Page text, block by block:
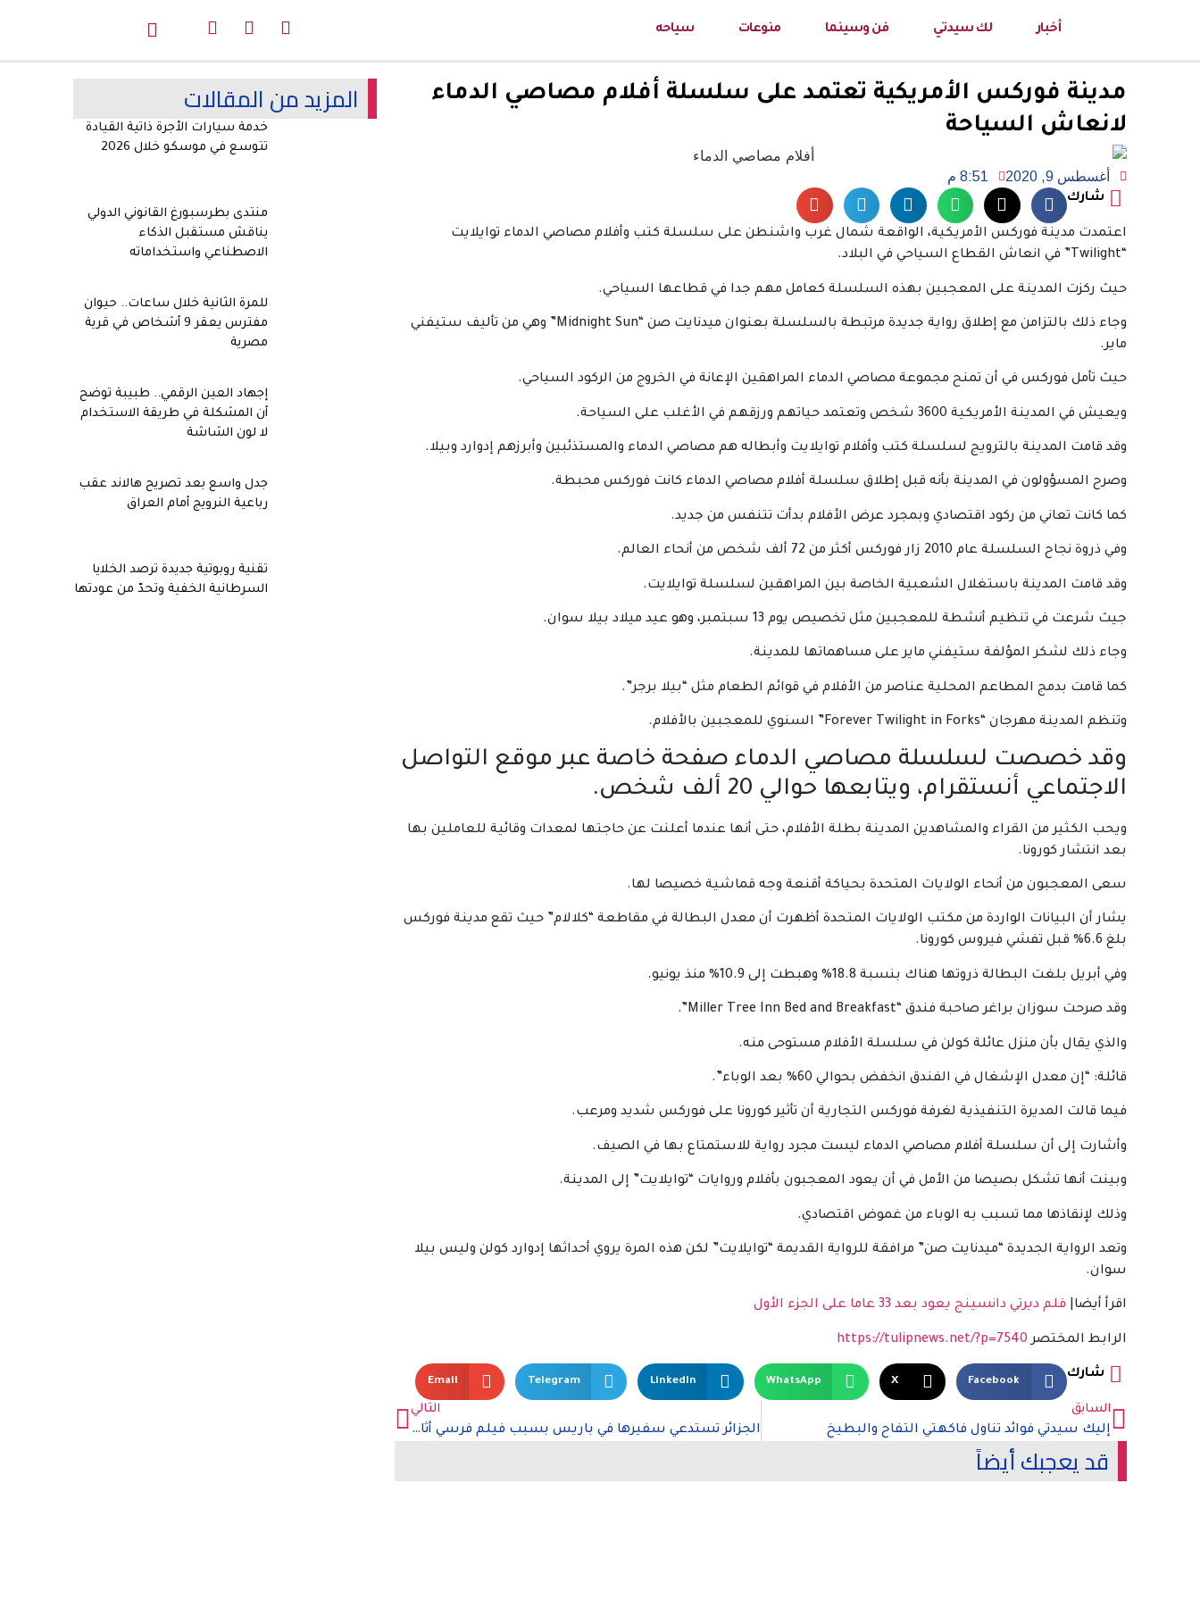
أخبار لك سيدتي فن وسينما منوعات سياحه
مدينة فوركس الأمريكية تعتمد على سلسلة أفلام مصاصي الدماء
لانعاش السياحة
أغسطس 9, 2020 8:51 م
شارك
اعتمدت مدينة فوركس الأمريكية، الواقعة شمال غرب واشنطن على سلسلة كتب وأفلام مصاصي الدماء توايلايت
“Twilight” في انعاش القطاع السياحي في البلاد.
حيث ركزت المدينة على المعجبين بهذه السلسلة كعامل مهم جدا في قطاعها السياحي.
وجاء ذلك بالتزامن مع إطلاق رواية جديدة مرتبطة بالسلسلة بعنوان ميدنايت صن “Midnight Sun” وهي من تأليف ستيفني
ماير.
حيث تأمل فوركس في أن تمنح مجموعة مصاصي الدماء المراهقين الإعانة في الخروج من الركود السياحي.
ويعيش في المدينة الأمريكية 3600 شخص وتعتمد حياتهم ورزقهم في الأغلب على السياحة.
وقد قامت المدينة بالترويج لسلسلة كتب وأفلام توايلايت وأبطاله هم مصاصي الدماء والمستذئبين وأبرزهم إدوارد وبيلا.
وصرح المسؤولون في المدينة بأنه قبل إطلاق سلسلة أفلام مصاصي الدماء كانت فوركس محبطة.
كما كانت تعاني من ركود اقتصادي وبمجرد عرض الأفلام بدأت تتنفس من جديد.
وفي ذروة نجاح السلسلة عام 2010 زار فوركس أكثر من 72 ألف شخص من أنحاء العالم.
وقد قامت المدينة باستغلال الشعبية الخاصة بين المراهقين لسلسلة توايلايت.
جيث شرعت في تنظيم أنشطة للمعجبين مثل تخصيص يوم 13 سبتمبر، وهو عيد ميلاد بيلا سوان.
وجاء ذلك لشكر المؤلفة ستيفني ماير على مساهماتها للمدينة.
كما قامت بدمج المطاعم المحلية عناصر من الأفلام في قوائم الطعام مثل “بيلا برجر”.
وتنظم المدينة مهرجان “Forever Twilight in Forks” السنوي للمعجبين بالأفلام.
وقد خصصت لسلسلة مصاصي الدماء صفحة خاصة عبر موقع التواصل
الاجتماعي أنستقرام، ويتابعها حوالي 20 ألف شخص.
ويحب الكثير من القراء والمشاهدين المدينة بطلة الأفلام، حتى أنها عندما أعلنت عن حاجتها لمعدات وقائية للعاملين بها
بعد انتشار كورونا.
سعى المعجبون من أنحاء الولايات المتحدة بحياكة أقنعة وجه قماشية خصيصا لها.
يشار أن البيانات الواردة من مكتب الولايات المتحدة أظهرت أن معدل البطالة في مقاطعة “كلالام” حيث تقع مدينة فوركس
بلغ 6.6% قبل تفشي فيروس كورونا.
وفي أبريل بلغت البطالة ذروتها هناك بنسبة 18.8% وهبطت إلى 10.9% منذ يونيو.
وقد صرحت سوزان براغر صاحبة فندق “Miller Tree Inn Bed and Breakfast”.
والذي يقال بأن منزل عائلة كولن في سلسلة الأفلام مستوحى منه.
قائلة: “إن معدل الإشغال في الفندق انخفض بحوالي 60% بعد الوباء”.
فيما قالت المديرة التنفيذية لغرفة فوركس التجارية أن تأثير كورونا على فوركس شديد ومرعب.
وأشارت إلى أن سلسلة أفلام مصاصي الدماء ليست مجرد رواية للاستمتاع بها في الصيف.
وبينت أنها تشكل بصيصا من الأمل في أن يعود المعجبون بأفلام وروايات “توايلايت” إلى المدينة.
وذلك لإنقاذها مما تسبب به الوباء من غموض اقتصادي.
وتعد الرواية الجديدة “ميدنايت صن” مرافقة للرواية القديمة “توايلايت” لكن هذه المرة يروي أحداثها إدوارد كولن وليس بيلا
سوان.
اقرأ أيضا| فلم ديرتي دانسينج يعود بعد 33 عاما على الجزء الأول
الرابط المختصرhttps://tulipnews.net/?p=7540
شارك
Facebook
X
WhatsApp
LinkedIn
Telegram
Email
السابق
إليك سيدتي فوائد تناول فاكهتي التفاح والبطيخ
التالي
الجزائر تستدعي سفيرها في باريس بسبب فيلم فرسي أثار غضبها
قد يعجبك أيضاً
المزيد من المقالات
خدمة سيارات الأجرة ذاتية القيادة
تتوسع في موسكو خلال 2026
منتدى بطرسبورغ القانوني الدولي
يناقش مستقبل الذكاء
الاصطناعي واستخداماته
للمرة الثانية خلال ساعات.. حيوان
مفترس يعقر 9 أشخاص في قرية
مصرية
إجهاد العين الرقمي.. طبيبة توضح
أن المشكلة في طريقة الاستخدام
لا لون الشاشة
جدل واسع بعد تصريح هالاند عقب
رباعية النرويج أمام العراق
تقنية روبوتية جديدة ترصد الخلايا
السرطانية الخفية وتحدّ من عودتها